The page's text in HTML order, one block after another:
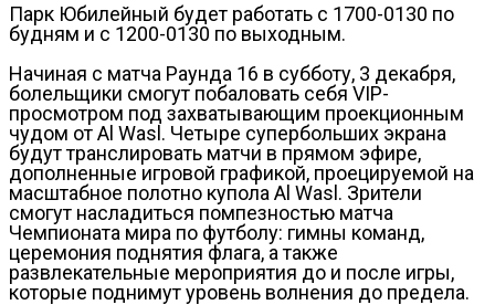
Парк Юбилейный будет работать с 1700-0130 по
будням и с 1200-0130 по выходным.
Начиная с матча Раунда 16 в субботу, 3 декабря,
болельщики смогут побаловать себя VIP-
просмотром под захватывающим проекционным
чудом от Al Wasl. Четыре супербольших экрана
будут транслировать матчи в прямом эфире,
дополненные игровой графикой, проецируемой на
масштабное полотно купола Al Wasl. Зрители
смогут насладиться помпезностью матча
Чемпионата мира по футболу: гимны команд,
церемония поднятия флага, а также
развлекательные мероприятия до и после игры,
которые поднимут уровень волнения до предела.